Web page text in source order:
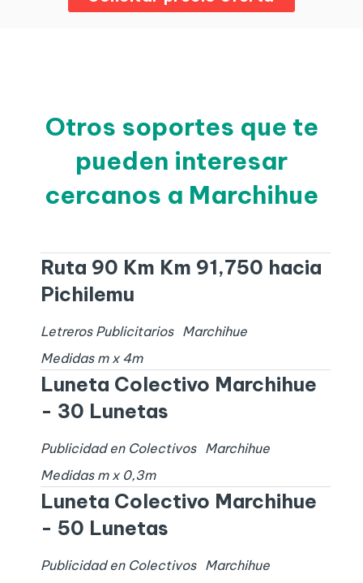
Otros soportes que te
pueden interesar
cercanos a Marchihue
Ruta 90 Km Km 91,750 hacia
Pichilemu
Letreros Publicitarios
Marchihue
Medidas m x 4m
Luneta Colectivo Marchihue
- 30 Lunetas
Publicidad en Colectivos
Marchihue
Medidas m x 0,3m
Luneta Colectivo Marchihue
- 50 Lunetas
Publicidad en Colectivos
Marchihue